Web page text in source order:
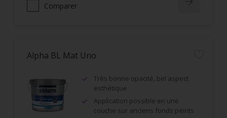
Comparer
Alpha BL Mat Uno
Très bonne opacité, bel aspect
esthétique
Application possible en une
couche sur anciens fonds peints